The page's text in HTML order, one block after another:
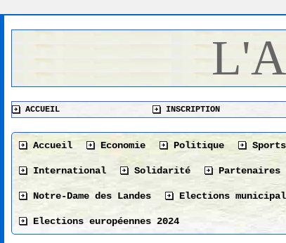
ACCUEIL INSCRIPTION
Accueil Economie Politique Sports
International Solidarité Partenaires
Notre-Dame des Landes Elections
Elections européennes 2024